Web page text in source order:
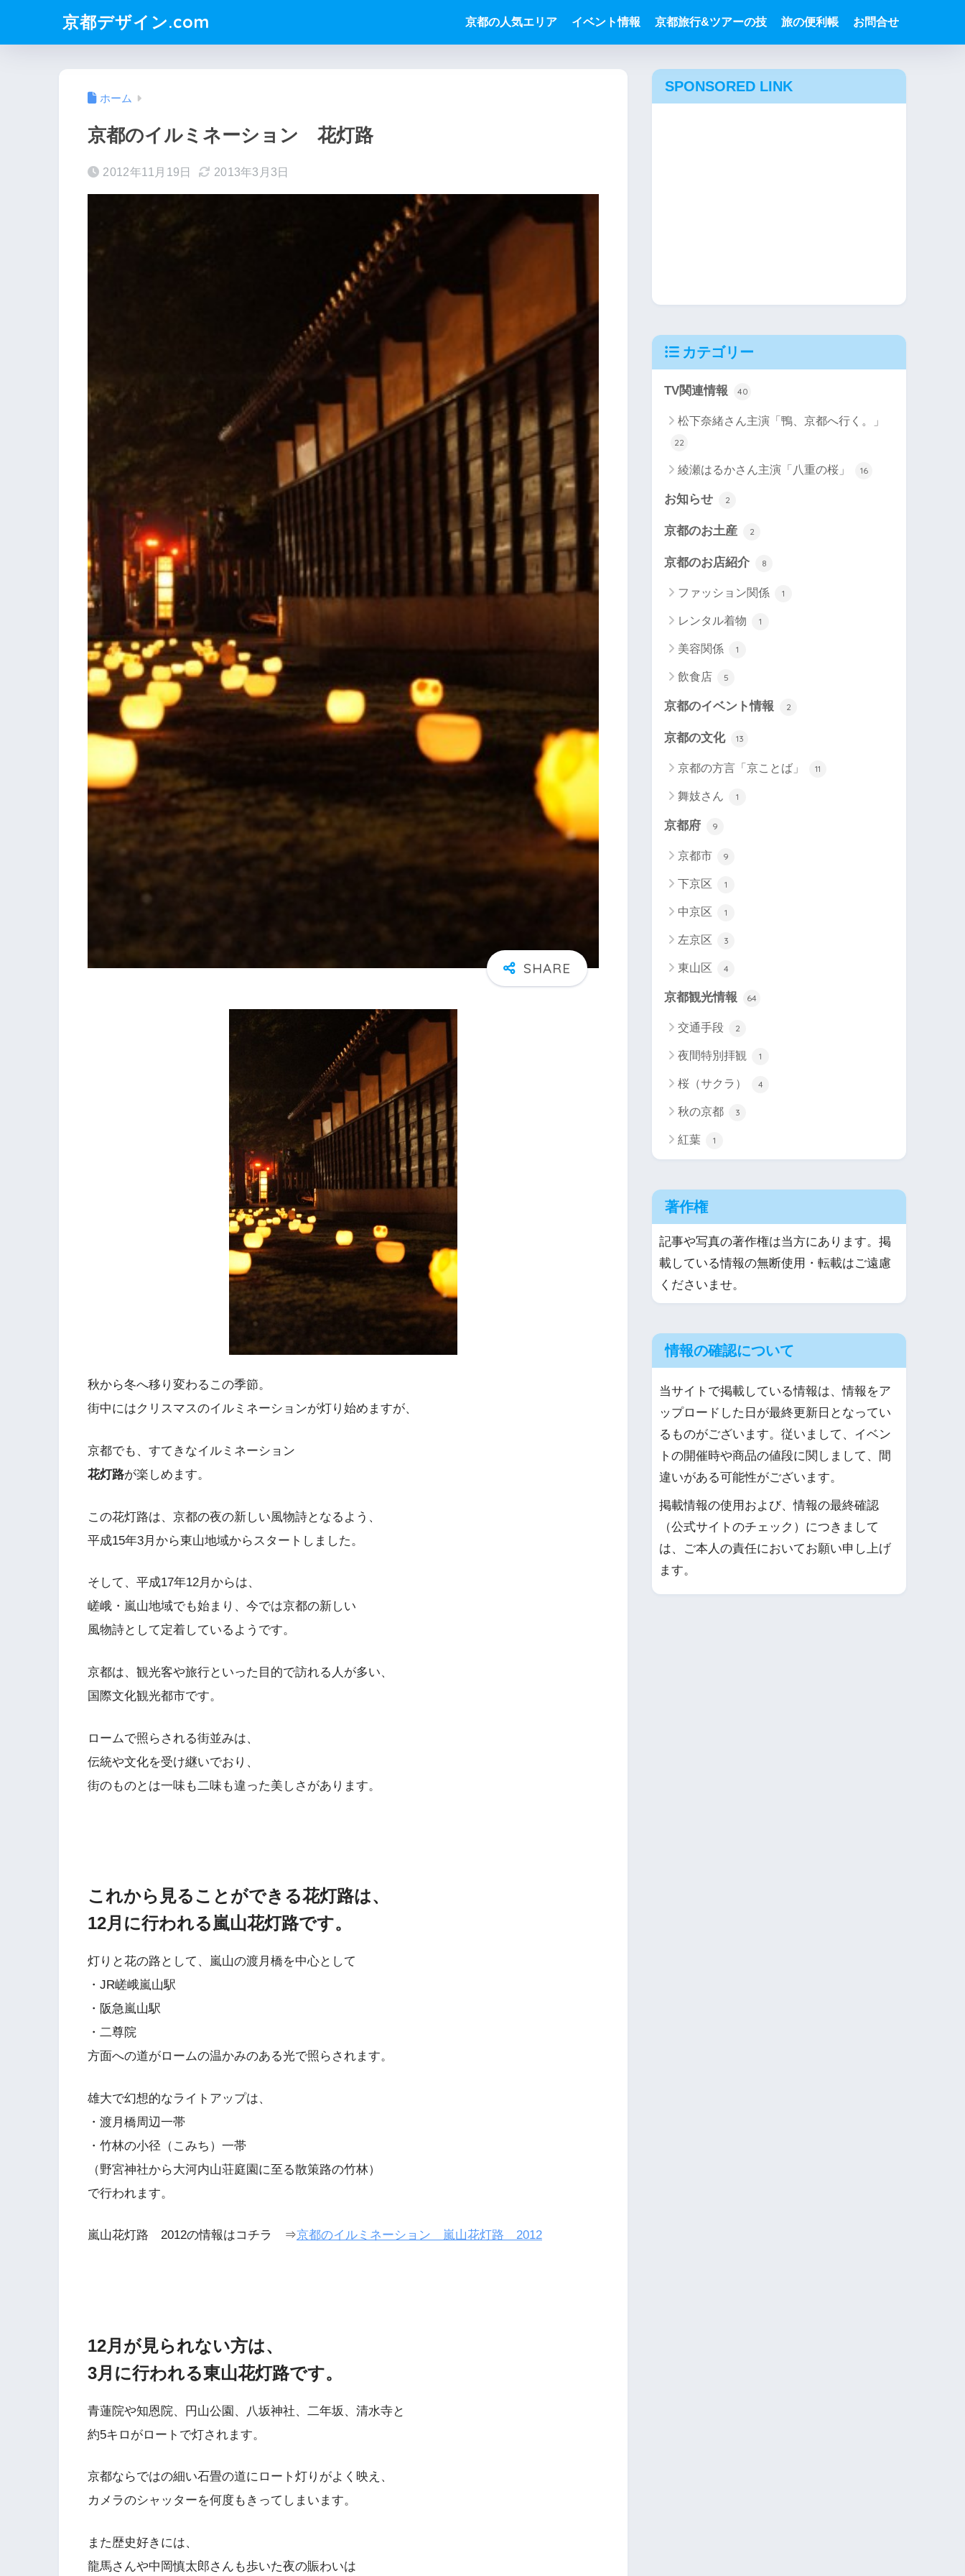
京都デザイン.com 京都の人気エリア イベント情報 京都旅行&ツアーの技 旅の便利帳 お問合せ
ホーム
京都のイルミネーション 花灯路
2012年11月19日 2013年3月3日
秋から冬へ移り変わるこの季節。
街中にはクリスマスのイルミネーションが灯り始めますが、
京都でも、すてきなイルミネーション
花灯路が楽しめます。
この花灯路は、京都の夜の新しい風物詩となるよう、
平成15年3月から東山地域からスタートしました。
そして、平成17年12月からは、
嵯峨・嵐山地域でも始まり、今では京都の新しい
風物詩として定着しているようです。
京都は、観光客や旅行といった目的で訪れる人が多い、
国際文化観光都市です。
ロームで照らされる街並みは、
伝統や文化を受け継いでおり、
街のものとは一味も二味も違った美しさがあります。
これから見ることができる花灯路は、
12月に行われる嵐山花灯路です。
灯りと花の路として、嵐山の渡月橋を中心として
・JR嵯峨嵐山駅
・阪急嵐山駅
・二尊院
方面への道がロームの温かみのある光で照らされます。
雄大で幻想的なライトアップは、
・渡月橋周辺一帯
・竹林の小径（こみち）一帯
（野宮神社から大河内山荘庭園に至る散策路の竹林）
で行われます。
嵐山花灯路 2012の情報はコチラ ⇒京都のイルミネーション 嵐山花灯路 2012
12月が見られない方は、
3月に行われる東山花灯路です。
青蓮院や知恩院、円山公園、八坂神社、二年坂、清水寺と
約5キロがロートで灯されます。
京都ならではの細い石畳の道にロート灯りがよく映え、
カメラのシャッターを何度もきってしまいます。
また歴史好きには、
龍馬さんや中岡慎太郎さんも歩いた夜の賑わいは
SPONSORED LINK
カテゴリー
TV関連情報 40
松下奈緒さん主演「鴨、京都へ行く。」
22
綾瀬はるかさん主演「八重の桜」 16
お知らせ 2
京都のお土産 2
京都のお店紹介 8
ファッション関係 1
レンタル着物 1
美容関係 1
飲食店 5
京都のイベント情報 2
京都の文化 13
京都の方言「京ことば」 11
舞妓さん 1
京都府 9
京都市 9
下京区 1
中京区 1
左京区 3
東山区 4
京都観光情報 64
交通手段 2
夜間特別拝観 1
桜（サクラ） 4
秋の京都 3
紅葉 1
著作権
記事や写真の著作権は当方にあります。掲
載している情報の無断使用・転載はご遠慮
くださいませ。
情報の確認について
当サイトで掲載している情報は、情報をア
ップロードした日が最終更新日となってい
るものがございます。従いまして、イベン
トの開催時や商品の値段に関しまして、間
違いがある可能性がございます。
掲載情報の使用および、情報の最終確認
（公式サイトのチェック）につきまして
は、ご本人の責任においてお願い申し上げ
ます。